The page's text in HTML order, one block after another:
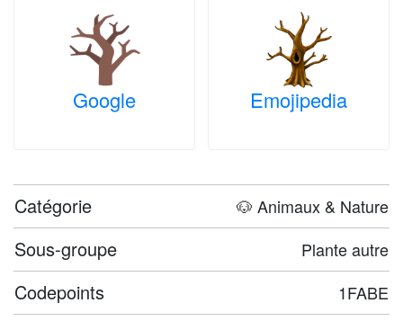
Google Emojipedia
Catégorie 🐶 Animaux & Nature
Sous-groupe Plante autre
Codepoints 1FABE